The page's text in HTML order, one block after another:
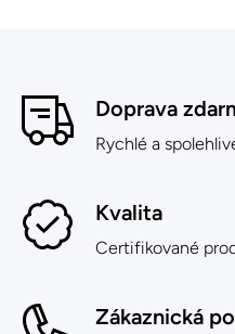
Doprava
Rychlé a
Kvalita
Certifikované
Zákaznická